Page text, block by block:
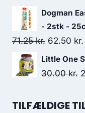
356.25
pris
var:
50.00 kr..
Dogman
- 2stk -
71.25kr. Den
pris
71.25 kr..
62.50 kr.
Little One
30.00kr.
TILFÆLDIGE